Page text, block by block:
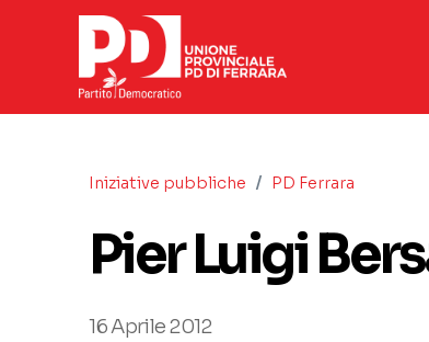
Iniziative pubbliche / PD Ferrara
Pier Luigi
16 Aprile 2012